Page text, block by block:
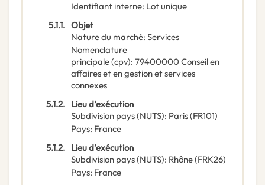
Identifiant interne: Lot unique
5.1.1. Objet
Nature du marché: Services
Nomenclature
principale(cpv): 79400000 Conseil en
affaires et en gestion et services
connexes
5.1.2. Lieu d’exécution
Subdivision pays (NUTS): Paris(FR101)
Pays: France
5.1.2. Lieu d’exécution
Subdivision pays (NUTS): Rhône(FRK26)
Pays: France